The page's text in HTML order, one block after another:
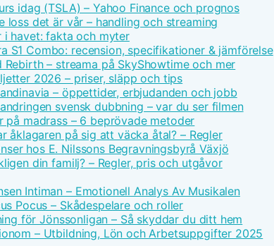
idag (TSLA) – Yahoo Finance och prognos
loss det är vår – handling och streaming
i havet: fakta och myter
S1 Combo: recension, specifikationer & jämförelse
Rebirth – streama på SkyShowtime och mer
2026 – priser, släpp och tips
– öppettider, erbjudanden och jobb
svensk dubbning – var du ser filmen
på madrass – 6 beprövade metoder
åklagaren på sig att väcka åtal? – Regler
hos E. Nilssons Begravningsbyrå Växjö
din familj? – Regler, pris och utgåvor
Intiman – Emotionell Analys Av Musikalen
Pocus – Skådespelare och roller
för Jönssonligan – Så skyddar du ditt hem
– Utbildning, Lön och Arbetsuppgifter 2025